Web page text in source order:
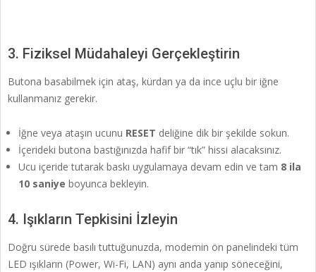
3. Fiziksel Müdahaleyi Gerçekleştirin
Butona basabilmek için ataş, kürdan ya da ince uçlu bir iğne
kullanmanız gerekir.
İğne veya ataşın ucunu RESET deliğine dik bir şekilde sokun.
İçerideki butona bastığınızda hafif bir “tık” hissi alacaksınız.
Ucu içeride tutarak baskı uygulamaya devam edin ve tam 8 ila
10 saniye boyunca bekleyin.
4. Işıkların Tepkisini İzleyin
Doğru sürede basılı tuttuğunuzda, modemin ön panelindeki tüm
LED ışıkların (Power, Wi-Fi, LAN) aynı anda yanıp söneceğini,